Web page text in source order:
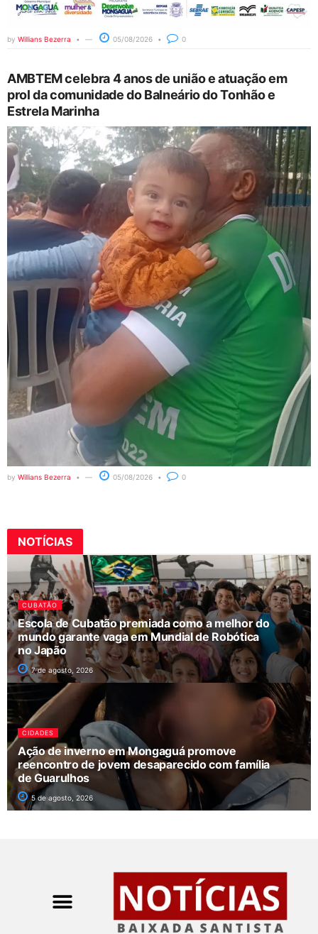
by Willians Bezerra 05/08/2026 0
AMBTEM celebra 4 anos de união e atuação em
prol da comunidade do Balneário do Tonhão e
Estrela Marinha
by Willians Bezerra 05/08/2026 0
NOTÍCIAS
CUBATÃO
Escola de Cubatão premiada como a melhor do
mundo garante vaga em Mundial de Robótica
no Japão
7 de agosto, 2026
CIDADES
Ação de inverno em Mongaguá promove
reencontro de jovem desaparecido com família
de Guarulhos
5 de agosto, 2026